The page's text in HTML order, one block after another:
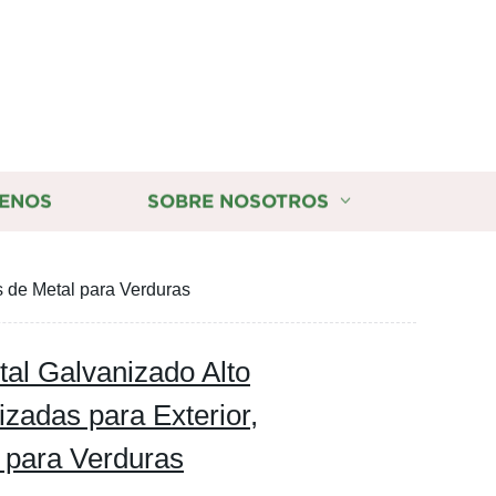
SOBRE NOSOTROS
de Metal para Verduras
Galvanizado Alto
para Exterior,
Verduras